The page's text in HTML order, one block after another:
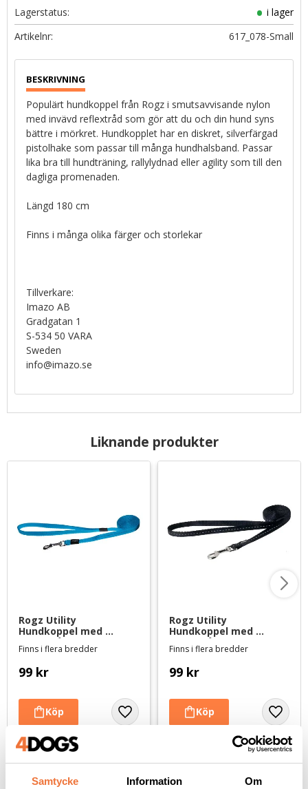
Samtycke Information Om
Lagerstatus
i lager
Artikelnr
617_078-Small
Populärt hundkoppel från Rogz i smutsavvisande nylon
med invävd reflextråd som gör att du och din hund syns
bättre i mörkret. Hundkopplet har en diskret, silverfärgad
pistolhake som passar till många hundhalsband. Passar
lika bra till hundträning, rallylydnad eller agility som till den
dagliga promenaden.
Längd 180 cm
Finns i många olika färger och storlekar
Tillverkare:
Imazo AB
Gradgatan 1
S-534 50 VARA
Sweden
info@imazo.se
Liknande produkter
Rogz Utility
Hundkoppel med
reflextråd 180 cm -
Turkos
Finns i flera bredder
99 kr
Rogz Utility
Hundkoppel med
reflextråd 180 cm -
Svart
Finns i flera bredder
99 kr
Andra köpte även